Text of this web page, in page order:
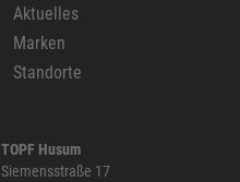
Aktuelles
Marken
Standorte
TOPF Husum
Siemensstraße 17